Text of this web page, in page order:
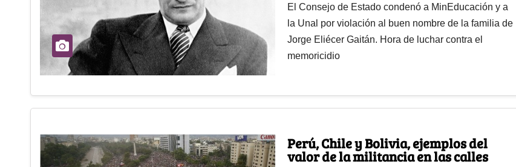
El Consejo de Estado condenó a MinEducación y a
la Unal por violación al buen nombre de la familia de
Jorge Eliécer Gaitán. Hora de luchar contra el
memoricidio
Perú, Chile y Bolivia, ejemplos del
valor de la militancia en las calles